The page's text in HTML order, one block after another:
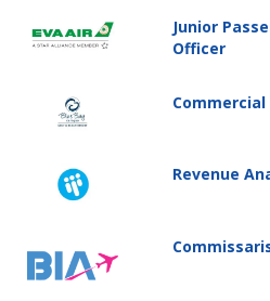
Junior
Officer
Revenue